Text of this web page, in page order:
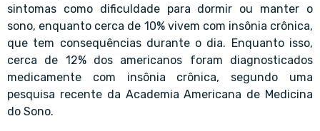
sintomas como dificuldade para dormir ou manter o
sono, enquanto cerca de 10% vivem com insônia crônica,
que tem consequências durante o dia. Enquanto isso,
cerca de 12% dos americanos foram diagnosticados
medicamente com insônia crônica, segundo uma
pesquisa recente da Academia Americana de Medicina
do Sono.